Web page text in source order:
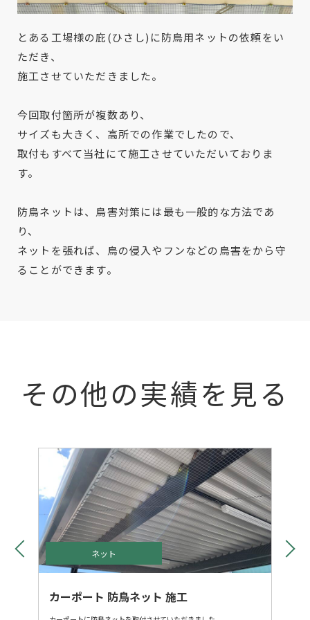
とある工場様の庇(ひさし)に防鳥用ネットの依頼をい
ただき、
施工させていただきました。
今回取付箇所が複数あり、
サイズも大きく、高所での作業でしたので、
取付もすべて当社にて施工させていただいておりま
す。
防鳥ネットは、鳥害対策には最も一般的な方法であ
り、
ネットを張れば、鳥の侵入やフンなどの鳥害をから守
ることができます。
その他の実績を見る
カーポート 防鳥ネット 施工
ネット